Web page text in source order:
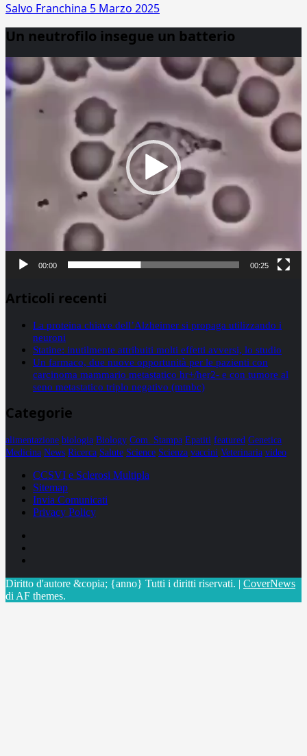
Salvo Franchina 5 Marzo 2025
Un neutrofilo insegue un batterio
Player
00:00 00:25
Articoli recenti
La proteina chiave dell’Alzheimer si propaga utilizzando i
neuroni
Statine: inutilmente attribuiti molti effetti avversi, lo studio
Un farmaco, due nuove opportunità per le pazienti con
carcinoma mammario metastatico hr+/her2- e con tumore al
seno metastatico triplo negativo (mtnbc)
Categorie
alimentazione biologia Biology Com. Stampa Epatiti featured Genetica
Medicina News Ricerca Salute Science Scienza vaccini Veterinaria video
CCSVI e Sclerosi Multipla
Sitemap
Invia Comunicati
Privacy Policy
Diritto d'autore &copia; {anno} Tutti i diritti riservati. | CoverNews
di AF themes.